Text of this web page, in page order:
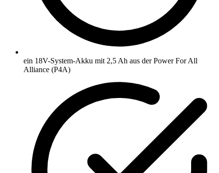
ein 18V-System-Akku mit 2,5 Ah aus der Power For All
Alliance (P4A)